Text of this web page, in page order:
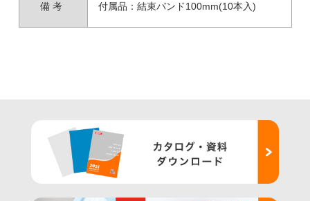
備考 付属品：結束バンド100mm(10本入)